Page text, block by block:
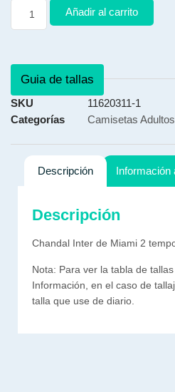
Añadir al carrito
Guia de tallas
SKU
11620311-1
Categorías
Camisetas Adultos
Descripción Información
Descripción
Chandal Inter de Miami 2
Nota: Para ver la tabla de
Información, en el caso de
talla que use de diario.